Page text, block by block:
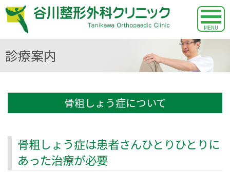
MENU
診療案内
骨粗しょう症について
骨粗しょう症は患者さんひとりひとりに
あった治療が必要